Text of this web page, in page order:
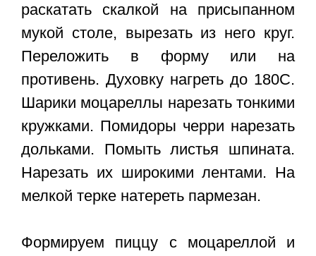
раскатать скалкой на присыпанном
мукой столе, вырезать из него круг.
Переложить в форму или на
противень. Духовку нагреть до 180С.
Шарики моцареллы нарезать тонкими
кружками. Помидоры черри нарезать
дольками. Помыть листья шпината.
Нарезать их широкими лентами. На
мелкой терке натереть пармезан.
Формируем пиццу с моцареллой и